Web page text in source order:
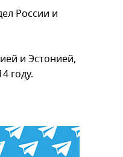
России и
и Эстонией,
году.